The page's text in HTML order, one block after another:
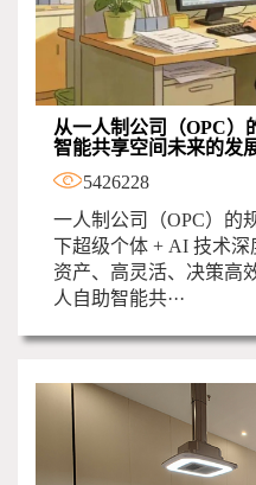
从一人制公司（OPC）
智能共享空间未来的发
5426228
一人制公司（OPC）的
下超级个体 + AI 技术
资产、高灵活、决策高
人自助智能共···